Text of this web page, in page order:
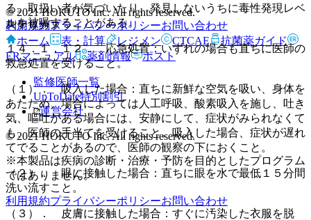
ステリガス
る。取扱い者が気づいたり、発見しないうちに毒性発現レベ
ルを被曝することがある。
１４．１．１２． 応急処置：いずれの場合も直ちに医師の
救急処置を受けること。
（１）． 吸入した場合：直ちに新鮮な空気を吸い、身体を
あたため、場合によっては人工呼吸、酸素吸入を施し、吐き
気、嘔吐がある場合には、安静にして、症状がみられなくて
も、医師の手当てを受けること。吸入した場合、症状が遅れ
てでることがあるので、医師の観察の下におくこと。
（２）． 眼に接触した場合：直ちに眼を水で最低１５分間
洗い流すこと。
（３）． 皮膚に接触した場合：すぐに汚染した衣服を脱
© 2021 HOKUTO Inc. All rights reserved.
利用規約プライバシーポリシーお問い合わせ
ホーム
表・計算 レジメン CTCAE
抗菌薬ガイド
ERマニュアル
薬剤情報 ポスト
監修医師一覧
UpToDate特別割引
運営会社
© 2021 HOKUTO Inc. All rights reserved.
※本製品は疾病の診断・治療・予防を目的としたプログラム
ではありません。
利用規約プライバシーポリシーお問い合わせ